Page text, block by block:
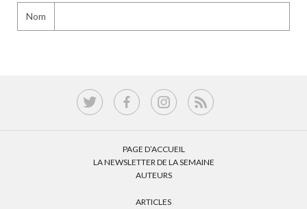
Nom
PAGE D’ACCUEIL
LA NEWSLETTER DE LA SEMAINE
AUTEURS
ARTICLES